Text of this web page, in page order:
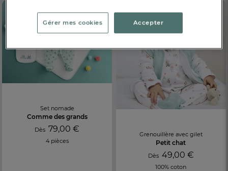
Set nomade
Comme des grands
Dès79,00 €
4 pièces
Grenouillère avec gilet
Petit chat
Dès 49,00 €
100% coton
Gérer mes cookies Accepter